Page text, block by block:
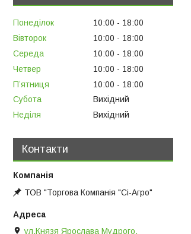
Понеділок 10:00
18:00
Вівторок
10:00
18:00
Середа
10:00
18:00
Четвер
10:00
18:00
Пʼятниця
10:00
18:00
Субота
Вихідний
Неділя
Вихідний
Контакти
ТОВ "Торгова Компанія "Сі-Агро"
ул.Князя Ярослава Мудрого,